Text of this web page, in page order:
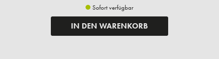
Sofort verfügbar
IN DEN WARENKORB